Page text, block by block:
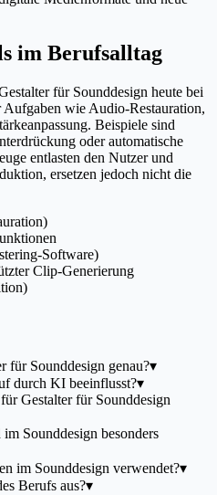
im Berufsalltag
für Sounddesign heute bei
wie Audio-Restauration,
Beispiele sind
oder automatische
entlasten den Nutzer und
ersetzen jedoch nicht die
Software)
Clip-Generierung
für Sounddesign genau?▾
durch KI beeinflusst?▾
Gestalter für Sounddesign
Sounddesign besonders
im Sounddesign verwendet?▾
Berufs aus?▾